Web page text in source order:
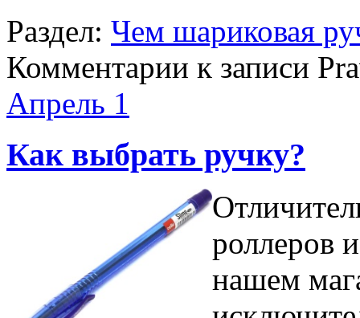
Раздел: Чем шариковая
Комментарии к записи
Апрель 1
Как выбрать ручку?
роллеров
нашем